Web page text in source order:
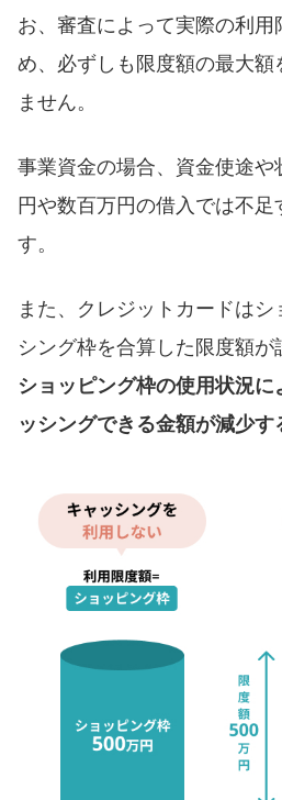
お、審査によって実際の利
め、必ずしも限度額の最大額
ません。
事業資金の場合、資金使途
円や数百万円の借入では不足
す。
また、クレジットカードは
シング枠を合算した限度額が
ショッピング枠の使用状況
ッシングできる金額が減少す